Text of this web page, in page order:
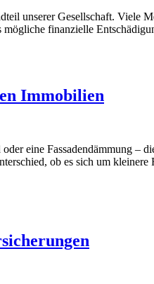
unserer Gesellschaft. Viele
finanzielle
Immobilien
eine Fassadendämmung
ob es sich um